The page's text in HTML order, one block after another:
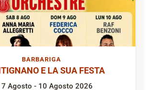
BARBARIGA
E LA SUA FESTA
7 Agosto - 10 Agosto 2026